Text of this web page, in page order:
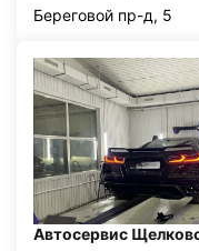
Береговой пр-д, 5
Автосервис